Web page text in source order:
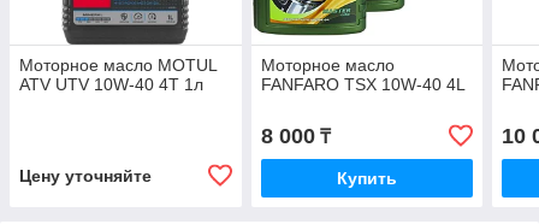
Моторное масло MOTUL
ATV UTV 10W-40 4T 1л
Цену уточняйте
Моторное масло
FANFARO TSX 10W-40 4L
8 000₸
Купить
10